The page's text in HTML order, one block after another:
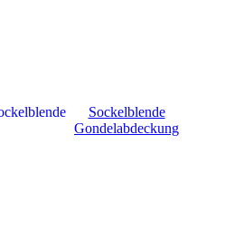
Sockelblende
Gondelabdeckung